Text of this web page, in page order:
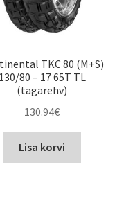
TKC 80 (M+S)
130/80 – 17 65T TL
(tagarehv)
130.94€
Lisa korvi